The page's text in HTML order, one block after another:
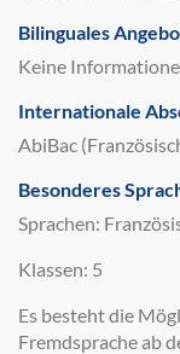
Bilinguales
Keine
Internationale
AbiBac
Besonderes
Sprachen:
Klassen: 5
Es besteht die
Fremdsprache ab